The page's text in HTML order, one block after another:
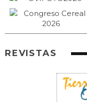
REVISTAS